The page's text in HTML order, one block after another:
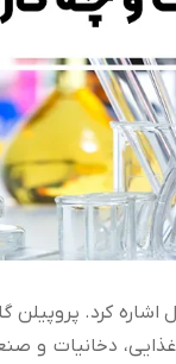
اشاره کرد.
دخانیات و